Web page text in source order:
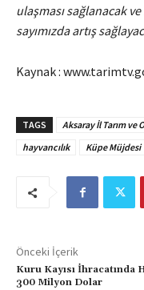
ulaşması sağlanacak
sayımızda artış
Kaynak :
TAGS Aksaray İl Tarım ve
hayvancılık
Küpe Müjdesi
Önceki İçerik
Kuru Kayısı İhracatında
300 Milyon Dolar